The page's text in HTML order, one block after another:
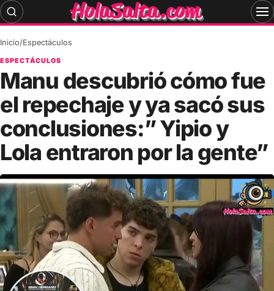
Skip
to
Inicio/Espectáculos
ESPECTÁCULOS
Manu descubrió cómo fue
el repechaje y ya sacó sus
conclusiones:” Yipio y
Lola entraron por la gente”